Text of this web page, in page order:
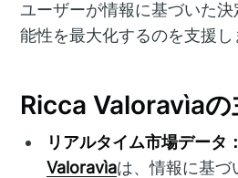
ユーザーが情報に基づいた
能性を最大化するのを支援し
Ricca Valoravìa
リアルタイム市場データ：
Valoravìaは、情報に基づ